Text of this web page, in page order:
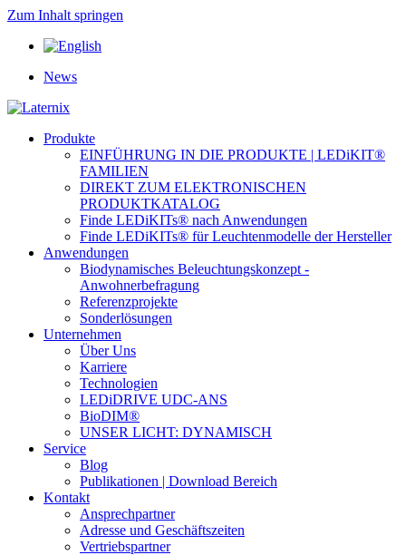
Zum Inhalt springen
News
Produkte
EINFÜHRUNG IN DIE PRODUKTE | LEDiKIT®
FAMILIEN
DIREKT ZUM ELEKTRONISCHEN
PRODUKTKATALOG
Finde LEDiKITs® nach Anwendungen
Finde LEDiKITs® für Leuchtenmodelle der Hersteller
Anwendungen
Biodynamisches Beleuchtungskonzept -
Anwohnerbefragung
Referenzprojekte
Sonderlösungen
Unternehmen
Über Uns
Karriere
Technologien
LEDiDRIVE UDC-ANS
BioDIM®
UNSER LICHT: DYNAMISCH
Service
Blog
Publikationen | Download Bereich
Kontakt
Ansprechpartner
Adresse und Geschäftszeiten
Vertriebspartner